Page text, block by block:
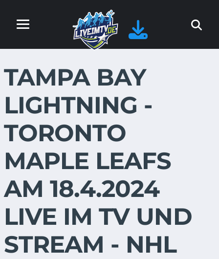
TAMPA BAY
LIGHTNING -
TORONTO
MAPLE LEAFS
AM 18.4.2024
LIVE IM TV UND
STREAM - NHL